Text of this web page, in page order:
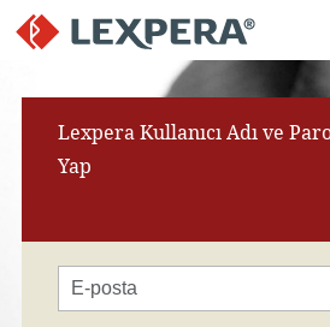
Lexpera Kullanıcı Adı ve
Yap